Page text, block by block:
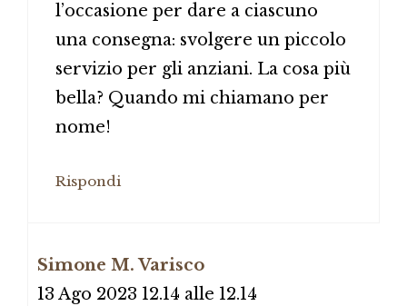
l’occasione per dare a ciascuno
una consegna: svolgere un piccolo
servizio per gli anziani. La cosa più
bella? Quando mi chiamano per
nome!
Rispondi
Simone M. Varisco
13 Ago 2023 12.14 alle 12.14